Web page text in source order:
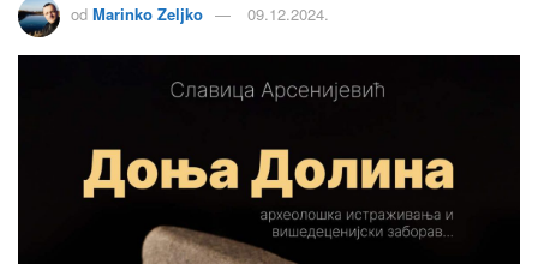
od Marinko Zeljko 09.12.2024.